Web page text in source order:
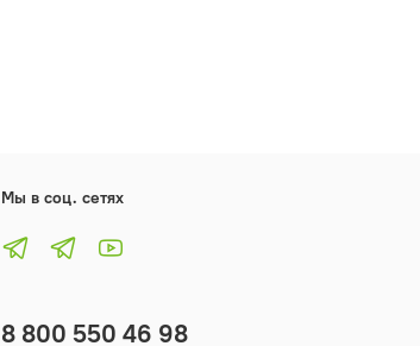
Мы в соц. сетях
8 800 550 46 98